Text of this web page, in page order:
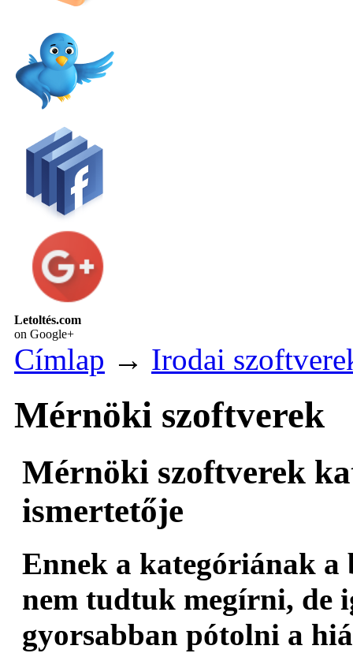
Letoltés.com
on Google+
Címlap → Irodai
Mérnöki szoftverek
Mérnöki szoftverek
ismertetője
Ennek a kategóriának a
nem tudtuk megírni, de
gyorsabban pótolni a